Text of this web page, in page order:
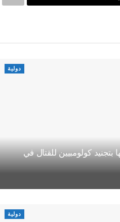
دولية
بتجنيد كولومبيين للقتال في
دولية